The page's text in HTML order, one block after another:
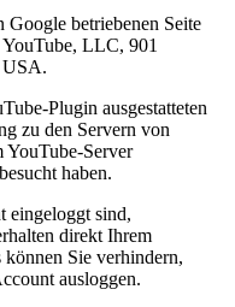
Google betriebenen Seite
LLC, 901
USA.
Plugin ausgestatteten
zu den Servern von
YouTube-Server
haben.
eingeloggt sind,
direkt Ihrem
Sie verhindern,
ausloggen.